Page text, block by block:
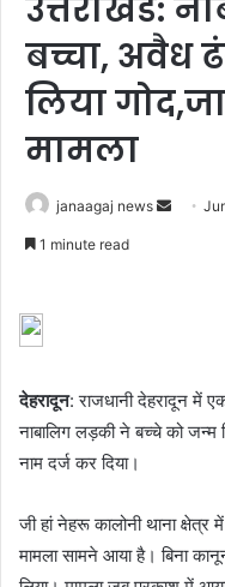
उत्तराखंड:
बच्चा, अवैध
लिया
मामला
janaagaj news
Send
1 minute read
देहरादून: राजधानी देहरादून में
नाबालिग लड़की ने बच्चे को
नाम दर्ज कर दिया।
जी हां नेहरू कालोनी थाना
मामला सामने आया है। बिना